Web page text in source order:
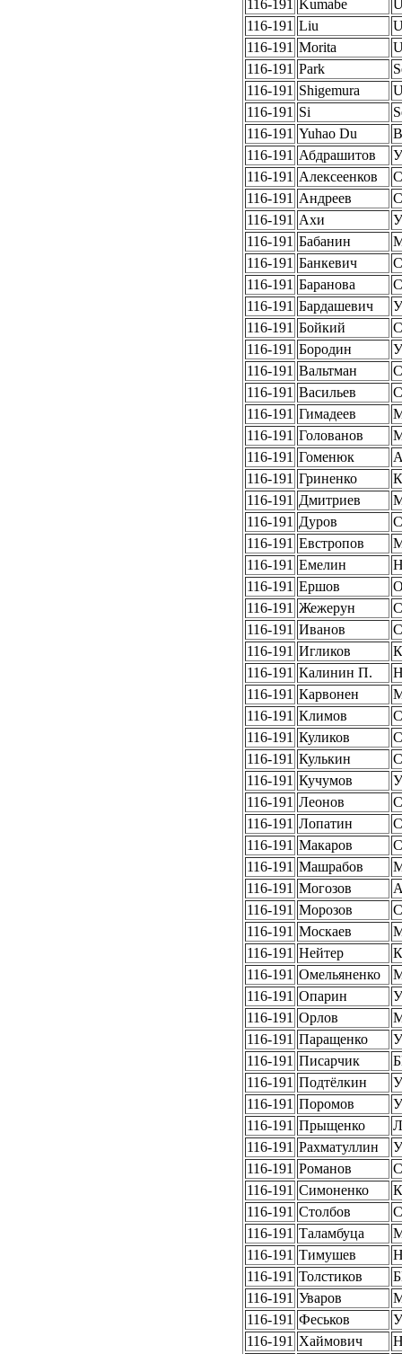
116-191 Kumabe
116-191 Liu
116-191 Morita
116-191 Park
116-191 Shigemura
116-191 Si
116-191 Yuhao Du
116-191 Абдрашитов
116-191 Алексеенков
116-191 Андреев
116-191 Ахи
116-191 Бабанин
116-191 Банкевич
116-191 Баранова
116-191 Бардашевич
116-191 Бойкий
116-191 Бородин
116-191 Вальтман
116-191 Васильев
116-191 Гимадеев
116-191 Голованов
116-191 Гоменюк
116-191 Гриненко
116-191 Дмитриев
116-191 Дуров
116-191 Евстропов
116-191 Емелин
116-191 Ершов
116-191 Жежерун
116-191 Иванов
116-191 Игликов
116-191 Калинин П.
116-191 Карвонен
116-191 Климов
116-191 Куликов
116-191 Кулькин
116-191 Кучумов
116-191 Леонов
116-191 Лопатин
116-191 Макаров
116-191 Машрабов
116-191 Могозов
116-191 Морозов
116-191 Москаев
116-191 Нейтер
116-191 Омельяненко
116-191 Опарин
116-191 Орлов
116-191 Паращенко
116-191 Писарчик
116-191 Подтёлкин
116-191 Поромов
116-191 Прыщенко
116-191 Рахматуллин
116-191 Романов
116-191 Симоненко
116-191 Столбов
116-191 Таламбуца
116-191 Тимушев
116-191 Толстиков
116-191 Уваров
116-191 Феськов
116-191 Хаймович